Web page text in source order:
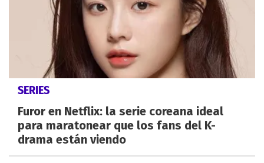
SERIES
Furor en Netflix: la serie coreana ideal
para maratonear que los fans del K-
drama están viendo